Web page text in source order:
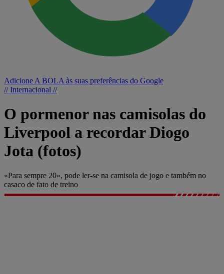
Adicione A BOLA às suas preferências do Google
// Internacional //
O pormenor nas camisolas do
Liverpool a recordar Diogo
Jota (fotos)
«Para sempre 20», pode ler-se na camisola de jogo e também no
casaco de fato de treino